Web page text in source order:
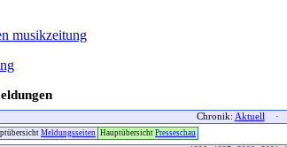
musikzeitung
Chronik: Aktuell ·
Meldungsseiten Hauptübersicht Presseschau